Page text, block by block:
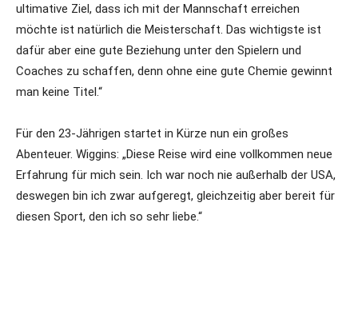
ultimative Ziel, dass ich mit der Mannschaft erreichen
möchte ist natürlich die Meisterschaft. Das wichtigste ist
dafür aber eine gute Beziehung unter den Spielern und
Coaches zu schaffen, denn ohne eine gute Chemie gewinnt
man keine Titel.“
Für den 23-Jährigen startet in Kürze nun ein großes
Abenteuer. Wiggins: „Diese Reise wird eine vollkommen neue
Erfahrung für mich sein. Ich war noch nie außerhalb der USA,
deswegen bin ich zwar aufgeregt, gleichzeitig aber bereit für
diesen Sport, den ich so sehr liebe.“